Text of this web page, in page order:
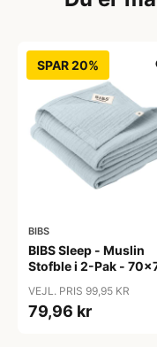
SPAR 20%
BIBS
BIBS Sleep - Muslin
Stofble i 2-Pak -
VEJL. PRIS 99,95 KR
79,96 kr